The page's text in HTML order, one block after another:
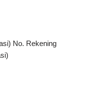
No. Rekening